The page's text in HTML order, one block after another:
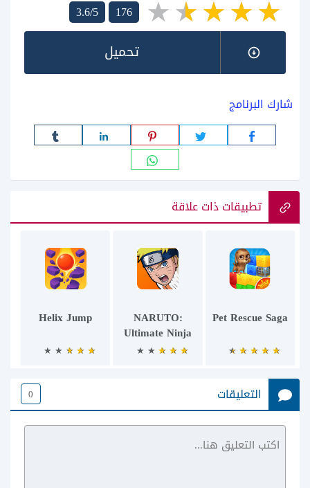
3.6/5 176
تحميل
شارك البرنامج
تطبيقات ذات علاقة
Pet Rescue Saga
NARUTO:
Ultimate Ninja
Helix Jump
The Room: Old
التعليقات 0